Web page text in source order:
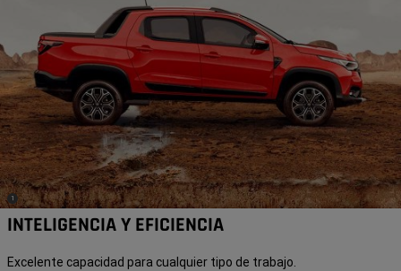
Disclosure
1
INTELIGENCIA Y EFICIENCIA
Excelente capacidad para cualquier tipo de trabajo.